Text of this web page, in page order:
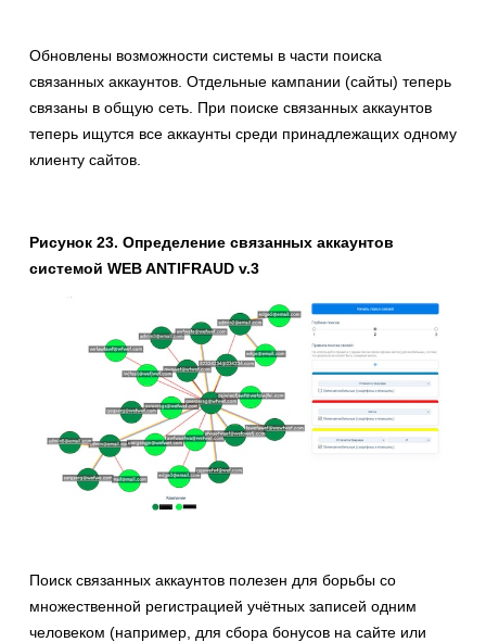
Обновлены возможности системы в части поиска
связанных аккаунтов. Отдельные кампании (сайты) теперь
связаны в общую сеть. При поиске связанных аккаунтов
теперь ищутся все аккаунты среди принадлежащих одному
клиенту сайтов.
Рисунок 23. Определение связанных аккаунтов
системой WEB ANTIFRAUD v.3
Поиск связанных аккаунтов полезен для борьбы со
множественной регистрацией учётных записей одним
человеком (например, для сбора бонусов на сайте или